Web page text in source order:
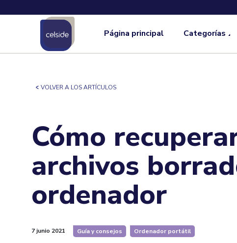
Página principal Categorías
VOLVER A LOS ARTÍCULOS
Cómo
archivos
ordenador
7 junio 2021
Filtrar
artículos
Guía y consejos
Filtrar
artículos
Ordenador portátil